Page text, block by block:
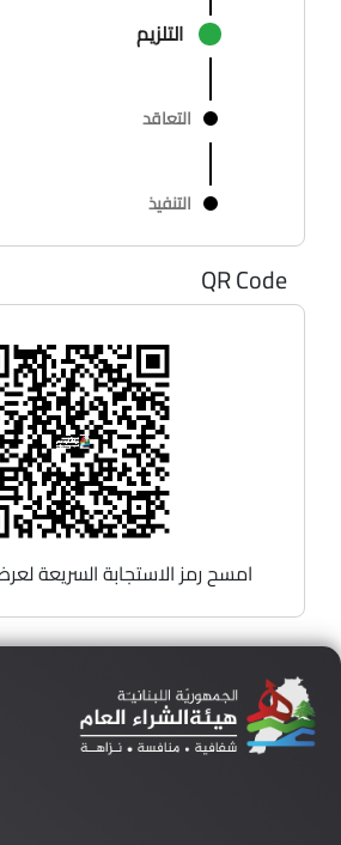
التلزيم
التعاقد
التنفيذ
QR Code
امسح رمز الاستجابة السريعة